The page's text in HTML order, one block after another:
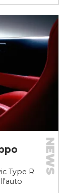
Type R
NEWS